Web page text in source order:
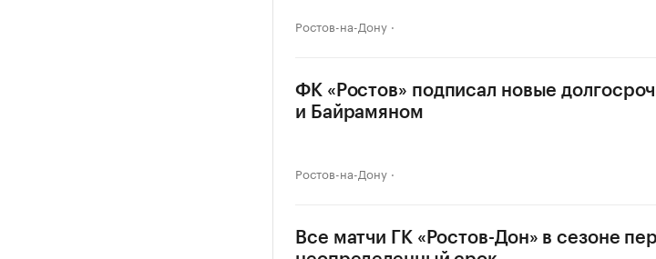
Ростов-на-Дону
ФК «Ростов» подписал новые
и Байрамяном
Ростов-на-Дону
Все матчи ГК «Ростов-Дон» в сезоне